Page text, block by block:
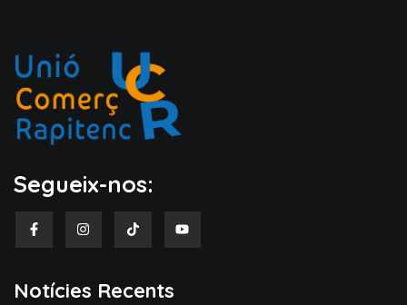
Segueix-nos:
Notícies Recents​